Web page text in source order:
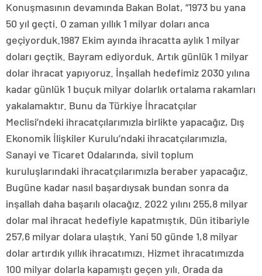
Konuşmasının devamında Bakan Bolat, “1973 bu yana
50 yıl geçti. O zaman yıllık 1 milyar doları anca
geçiyorduk.1987 Ekim ayında ihracatta aylık 1 milyar
doları geçtik. Bayram ediyorduk. Artık günlük 1 milyar
dolar ihracat yapıyoruz. İnşallah hedefimiz 2030 yılına
kadar günlük 1 buçuk milyar dolarlık ortalama rakamları
yakalamaktır. Bunu da Türkiye İhracatçılar
Meclisi’ndeki ihracatçılarımızla birlikte yapacağız, Dış
Ekonomik İlişkiler Kurulu’ndaki ihracatçılarımızla,
Sanayi ve Ticaret Odalarında, sivil toplum
kuruluşlarındaki ihracatçılarımızla beraber yapacağız.
Bugüne kadar nasıl başardıysak bundan sonra da
inşallah daha başarılı olacağız. 2022 yılını 255,8 milyar
dolar mal ihracat hedefiyle kapatmıştık. Dün itibariyle
257,6 milyar dolara ulaştık. Yani 50 günde 1,8 milyar
dolar artırdık yıllık ihracatımızı. Hizmet ihracatımızda
100 milyar dolarla kapamıştı geçen yılı. Orada da